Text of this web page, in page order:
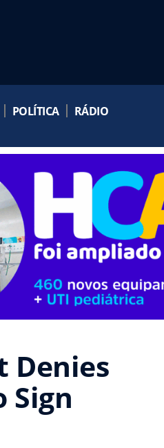
POLÍTICA RÁDIO
Denies
Sign